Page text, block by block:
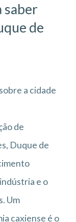
saber
de
a cidade
de
Duque de
e o
Um
caxiense é o